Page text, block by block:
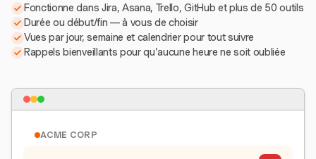
Fonctionne dans Jira, Asana, Trello, GitHub et plus de 50 outils
Durée ou début/fin — à vous de choisir
Vues par jour, semaine et calendrier pour tout suivre
Rappels bienveillants pour qu'aucune heure ne soit oubliée
ACME CORP